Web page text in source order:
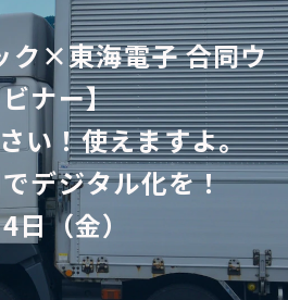
ク×東海電子 合同ウ
ナー】
い！使えますよ。
デジタル化を！
日（金）